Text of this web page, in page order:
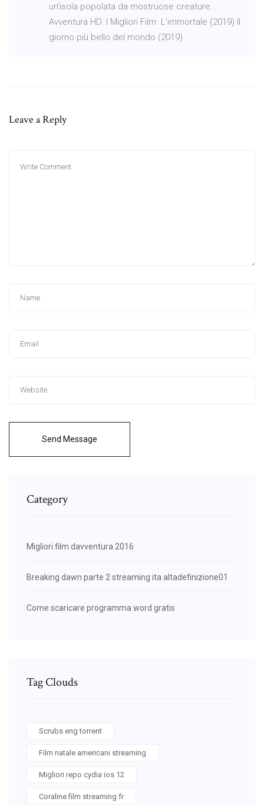
un’isola popolata da mostruose creature…
Avventura HD. I Migliori Film. L’immortale (2019) Il
giorno più bello del mondo (2019)
Leave a Reply
Send Message
Category
Migliori film davventura 2016
Breaking dawn parte 2 streaming ita altadefinizione01
Come scaricare programma word gratis
Tag Clouds
Scrubs eng torrent
Film natale americani streaming
Migliori repo cydia ios 12
Coraline film streaming fr